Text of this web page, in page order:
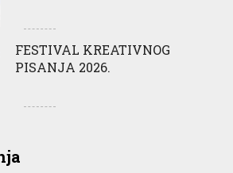
FESTIVAL KREATIVNOG
PISANJA 2026.